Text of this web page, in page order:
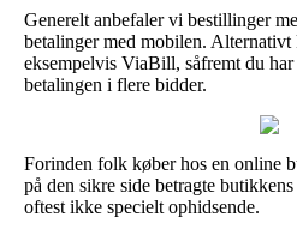
Generelt anbefaler vi bestillinger
betalinger med mobilen.
eksempelvis ViaBill, såfremt du
betalingen i flere bidder.
Forinden folk køber hos en online
på den sikre side betragte
oftest ikke specielt ophidsende.